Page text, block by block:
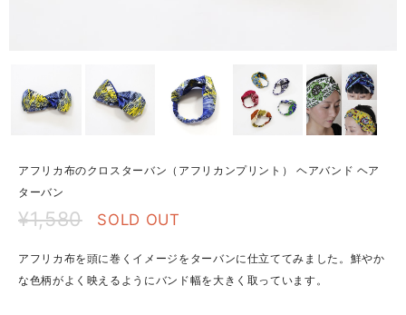
アフリカ布のクロスターバン（アフリカンプリント） ヘアバンド ヘア
ターバン
¥1,580 SOLD OUT
アフリカ布を頭に巻くイメージをターバンに仕立ててみました。鮮やか
な色柄がよく映えるようにバンド幅を大きく取っています。